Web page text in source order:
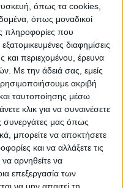
όπως τα cookies,
όπως μοναδικοί
πληροφορίες που
διαφημίσεις
και περιεχομένου, έρευνα
Με την άδειά σας, εμείς
ακριβή
ταυτοποίησης μέσω
κλικ για να συναινέσετε
συνεργάτες μας όπως
μπορείτε να αποκτήσετε
και να αλλάξετε τις
αρνηθείτε να
επεξεργασία των
€ 55,50 €
YORK VINTAGE 9311 BEIGE
– 200cm x 250cm
€
YORK 8504 WHITE VIZON –
x 290cm
€